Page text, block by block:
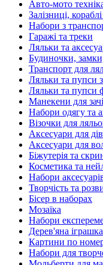
Авто-мото
Залізниці, кораблі
Набори з
Гаражі та треки
Ляльки та
Будиночки,
Транспорт для
Ляльки та пупси
Ляльки та пупси
Манекени для
Набори одягу та
Візочки для
Аксесуари для
Аксесуари для
Біжутерія та
Косметика та
Набори
Творчість та
Бісер в наборах
Мозаїка
Набори
Дерев'яна іграшка
Картини по
Набори для